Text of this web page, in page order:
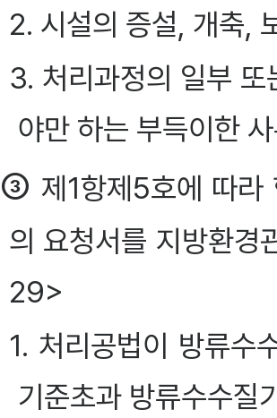
2. 시설의 증설, 개축,
3. 처리과정의 일부
야만 하는 부득이한
③ 제1항제5호에 따라
의 요청서를 지방환경
29>
1. 처리공법이 방류수
기준초과 방류수수질